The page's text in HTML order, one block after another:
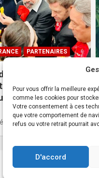
Pour vous offrir la meilleure
comme les cookies pour
Votre consentement à ces
que votre comportement de
refus ou votre retrait pourrait
D'accord
PARTENAIRES
magasin
produits
ses portes à